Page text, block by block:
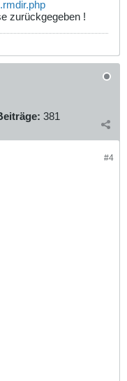
zurückgegeben !
381
#4